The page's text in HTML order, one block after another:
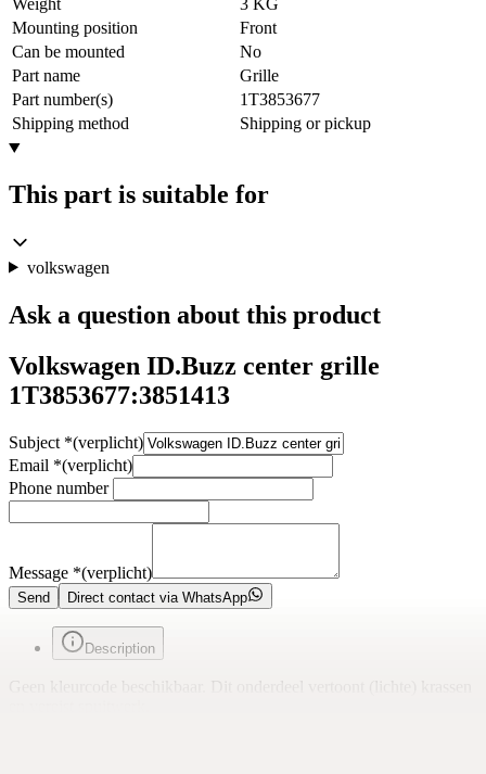
Mounting position
Front
Can be mounted
No
Part name
Grille
Part number(s)
1T3853677
Shipping method
Shipping or pickup
This part is suitable for
volkswagen
Ask a question about this product
Volkswagen ID.Buzz center grille
1T3853677:3851413
Subject *(verplicht)
Email *(verplicht)
Phone number
Message *(verplicht)
Send Direct contact via WhatsApp
Description
Geen kleurcode beschikbaar. Dit onderdeel vertoont (lichte) krassen